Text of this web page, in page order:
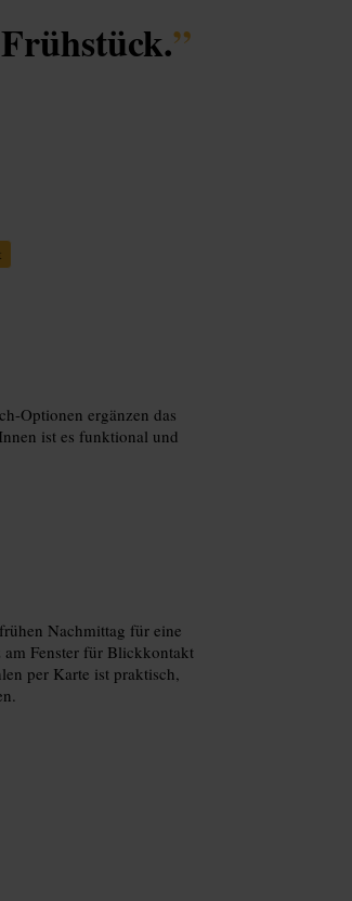
”
Optionen ergänzen das
ist es funktional und
Nachmittag für eine
am Fenster für Blickkontakt
per Karte ist praktisch,